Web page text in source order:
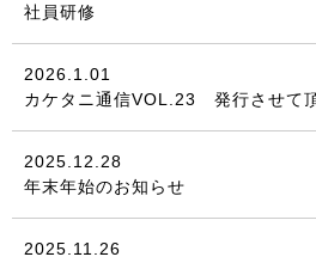
社員研修
2026.1.01
カケタニ通信VOL.23 発行させて
2025.12.28
年末年始のお知らせ
2025.11.26